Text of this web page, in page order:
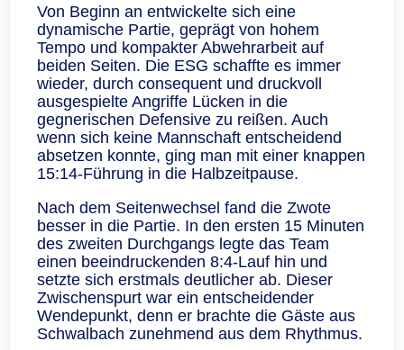
Von Beginn an entwickelte sich eine
dynamische Partie, geprägt von hohem
Tempo und kompakter Abwehrarbeit auf
beiden Seiten. Die ESG schaffte es immer
wieder, durch consequent und druckvoll
ausgespielte Angriffe Lücken in die
gegnerischen Defensive zu reißen. Auch
wenn sich keine Mannschaft entscheidend
absetzen konnte, ging man mit einer knappen
15:14‑Führung in die Halbzeitpause.
Nach dem Seitenwechsel fand die Zwote
besser in die Partie. In den ersten 15 Minuten
des zweiten Durchgangs legte das Team
einen beeindruckenden 8:4‑Lauf hin und
setzte sich erstmals deutlicher ab. Dieser
Zwischenspurt war ein entscheidender
Wendepunkt, denn er brachte die Gäste aus
Schwalbach zunehmend aus dem Rhythmus.